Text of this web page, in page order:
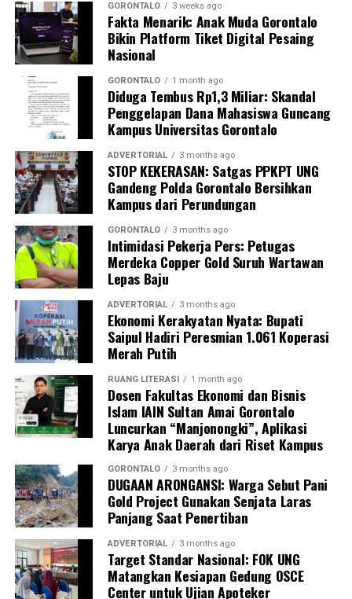
Marwan berharap, shock therapy melalui razia berkala
ini mampu menumbuhkan kesadaran kolektif para
aparatur agar menghormati regulasi jam kerja, serta
tidak meninggalkan kewajiban pelayanan publik demi
kepentingan pribadi.
Terkait mekanisme penindakan, Marwan menjelaskan
bahwa para oknum yang terjaring razia tidak langsung
dijatuhi sanksi disiplin berat. Mereka terlebih dahulu
digiring ke posko untuk menjalani proses administrasi
yustisial, meliputi pembuatan Berita Acara Pemeriksaan
(BAP) lisan serta penandatanganan surat pernyataan
bermeterai untuk tidak mengulangi perbuatan tersebut.
Sebagai langkah lanjutan, draf data klinis identitas para
pegawai yang terjaring akan segera diteruskan secara
resmi ke instansi atau Organisasi Perangkat Daerah
(OPD) asal mereka sebagai bahan evaluasi dan
pembinaan internal oleh kepala dinas.
“Seluruh hasil pendataan orisinal ini akan kami kirimkan
ke instansi masing-masing hari ini juga. Selain itu, draf
laporan ini kami tembuskan langsung kepada Bapak Wali
Kota Gorontalo melalui Sekretaris Daerah sebagai
bentuk pertanggungjawaban konkret hasil razia,”
pungkas Marwan.
Melalui skema pengawasan berlapis dan berkala ini,
Pemerintah Kota Gorontalo memproyeksikan adanya
grafik kenaikan tingkat kedisiplinan aparatur. Dengan
demikian, kualitas pelayanan publik kepada masyarakat
GORONTALO 3 weeks ago
Fakta Menarik: Anak Muda Gorontalo
Bikin Platform Tiket Digital Pesaing
Nasional
GORONTALO 1 month ago
Diduga Tembus Rp1,3 Miliar: Skandal
Penggelapan Dana Mahasiswa Guncang
Kampus Universitas Gorontalo
ADVERTORIAL 3 months ago
STOP KEKERASAN: Satgas PPKPT UNG
Gandeng Polda Gorontalo Bersihkan
Kampus dari Perundungan
GORONTALO 3 months ago
Intimidasi Pekerja Pers: Petugas
Merdeka Copper Gold Suruh Wartawan
Lepas Baju
ADVERTORIAL 3 months ago
Ekonomi Kerakyatan Nyata: Bupati
Saipul Hadiri Peresmian 1.061 Koperasi
Merah Putih
RUANG LITERASI 1 month ago
Dosen Fakultas Ekonomi dan Bisnis
Islam IAIN Sultan Amai Gorontalo
Luncurkan “Manjonongki”, Aplikasi
Karya Anak Daerah dari Riset Kampus
GORONTALO 3 months ago
DUGAAN ARONGANSI: Warga Sebut Pani
Gold Project Gunakan Senjata Laras
Panjang Saat Penertiban
ADVERTORIAL 3 months ago
Target Standar Nasional: FOK UNG
Matangkan Kesiapan Gedung OSCE
Center untuk Ujian Apoteker